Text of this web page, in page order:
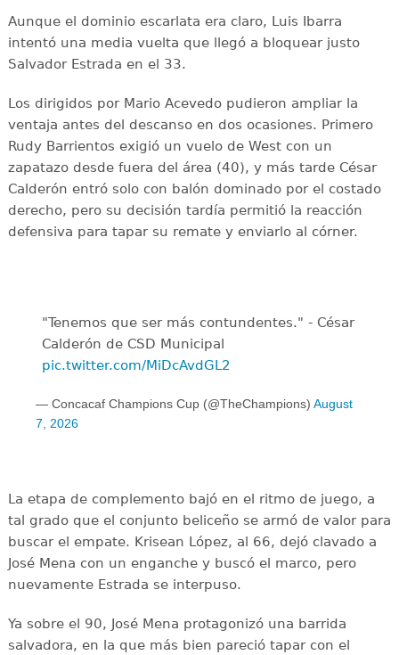
Aunque el dominio escarlata era claro, Luis Ibarra
intentó una media vuelta que llegó a bloquear justo
Salvador Estrada en el 33.
Los dirigidos por Mario Acevedo pudieron ampliar la
ventaja antes del descanso en dos ocasiones. Primero
Rudy Barrientos exigió un vuelo de West con un
zapatazo desde fuera del área (40), y más tarde César
Calderón entró solo con balón dominado por el costado
derecho, pero su decisión tardía permitió la reacción
defensiva para tapar su remate y enviarlo al córner.
"Tenemos que ser más contundentes." - César
Calderón de CSD Municipal ️
pic.twitter.com/MiDcAvdGL2
— Concacaf Champions Cup (@TheChampions) August
7, 2026
La etapa de complemento bajó en el ritmo de juego, a
tal grado que el conjunto beliceño se armó de valor para
buscar el empate. Krisean López, al 66, dejó clavado a
José Mena con un enganche y buscó el marco, pero
nuevamente Estrada se interpuso.
Ya sobre el 90, José Mena protagonizó una barrida
salvadora, en la que más bien pareció tapar con el